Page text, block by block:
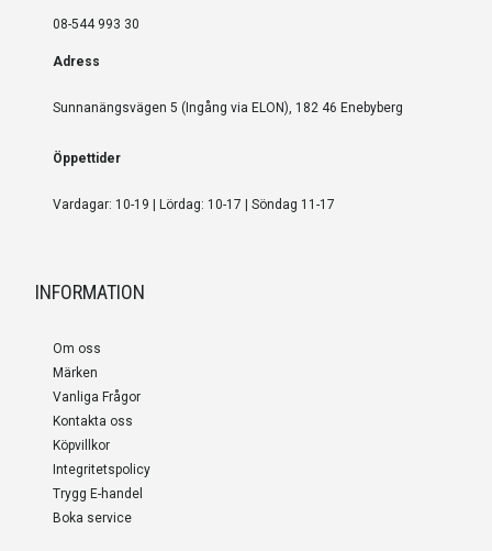
08-544 993 30
Adress
Sunnanängsvägen 5 (Ingång via ELON), 182 46 Enebyberg
Öppettider
Vardagar: 10-19 | Lördag: 10-17 | Söndag 11-17
INFORMATION
Om oss
Märken
Vanliga Frågor
Kontakta oss
Köpvillkor
Integritetspolicy
Trygg E-handel
Boka service